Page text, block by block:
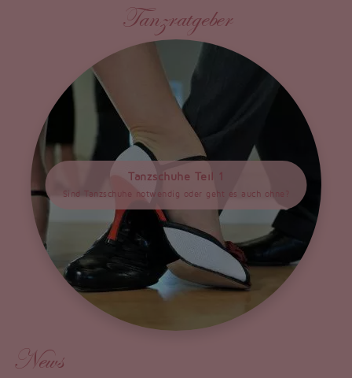
Tanzratgeber
Tanzschuhe Teil 1
Sind Tanzschuhe notwendig oder geht es auch ohne?
News